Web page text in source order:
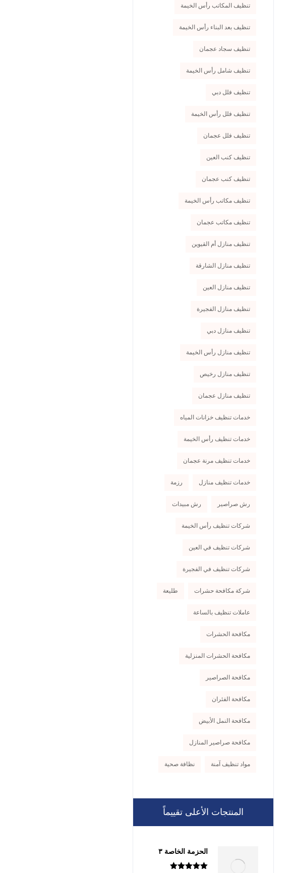
تنظيف المكاتب رأس الخيمة
تنظيف بعد البناء رأس الخيمة
تنظيف سجاد عجمان
تنظيف شامل رأس الخيمة
تنظيف فلل دبي
تنظيف فلل رأس الخيمة
تنظيف فلل عجمان
تنظيف كنب العين
تنظيف كنب عجمان
تنظيف مكاتب رأس الخيمة
تنظيف مكاتب عجمان
تنظيف منازل أم القيوين
تنظيف منازل الشارقة
تنظيف منازل العين
تنظيف منازل الفجيرة
تنظيف منازل دبي
تنظيف منازل رأس الخيمة
تنظيف منازل رخيص
تنظيف منازل عجمان
خدمات تنظيف خزانات المياه
خدمات تنظيف رأس الخيمة
خدمات تنظيف مرنة عجمان
خدمات تنظيف منازل رزمة
رش صراصير رش مبيدات
شركات تنظيف رأس الخيمة
شركات تنظيف في العين
شركات تنظيف في الفجيرة
شركة مكافحة حشرات طليعة
عاملات تنظيف بالساعة
مكافحة الحشرات
مكافحة الحشرات المنزلية
مكافحة الصراصير
مكافحة الفئران
مكافحة النمل الأبيض
مكافحة صراصير المنازل
مواد تنظيف آمنة نظافة صحية
المنتجات الأعلى تقييماً
الحزمة الخاصة ٣